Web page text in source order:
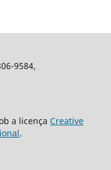
9584,
a licença Creative
.